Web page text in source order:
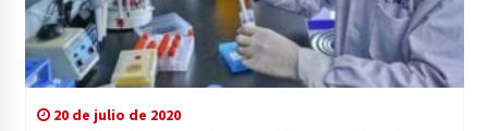
20 de julio de 2020